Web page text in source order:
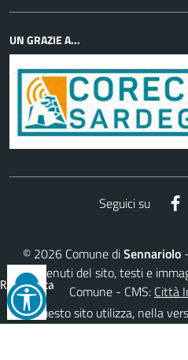
UN GRAZIE A...
Seguici su
© 2026 Comune diSennariolo
contenuti del sito, testi e
Comune - CMS: Città
Questo sito utilizza, nella
Reimposta
tutto